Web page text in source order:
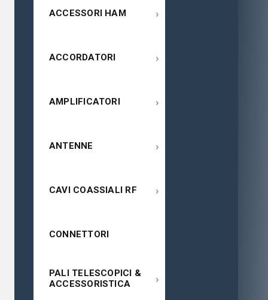
ACCESSORI HAM ›
ACCORDATORI ›
AMPLIFICATORI ›
ANTENNE ›
CAVI COASSIALI RF ›
CONNETTORI
PALI TELESCOPICI &
ACCESSORISTICA
›